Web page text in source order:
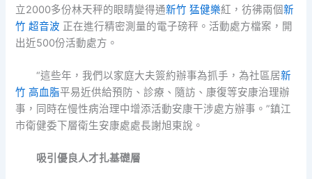
立2000多份林天秤的眼睛變得通新竹 猛健樂紅，彷彿兩個新
竹 超音波 正在進行精密測量的電子磅秤。活動處方檔案，開
出近500份活動處方。
“這些年，我們以家庭大夫簽約辦事為抓手，為社區居新
竹 高血脂平易近供給預防、診療、隨訪、康復等安康治理辦
事，同時在慢性病治理中增添活動安康干涉處方辦事。”鎮江
市衛健委下層衛生安康處處長謝旭東說。
吸引優良人才扎基礎層